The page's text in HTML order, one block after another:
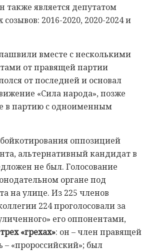
также является депутатом
2016-2020, 2020-2024 и
вместе с несколькими
от правящей партии
от последней и основал
«Сила народа», позже
в партию с одноименным
оппозицией
альтернативный кандидат в
не был. Голосование
органе под
на улице. Из 225 членов
224 проголосовали за
его оппонентами,
«грехах»: он – член правящей
– «пророссийский»; был